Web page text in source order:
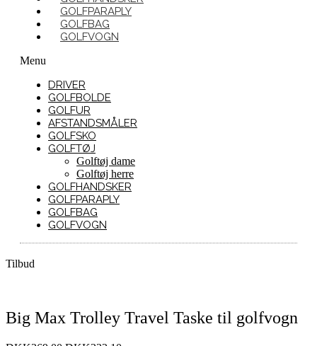
GOLFPARAPLY
GOLFBAG
GOLFVOGN
Menu
DRIVER
GOLFBOLDE
GOLFUR
AFSTANDSMÅLER
GOLFSKO
GOLFTØJ
Golftøj dame
Golftøj herre
GOLFHANDSKER
GOLFPARAPLY
GOLFBAG
GOLFVOGN
Tilbud
Big Max Trolley Travel Taske til golfvogn